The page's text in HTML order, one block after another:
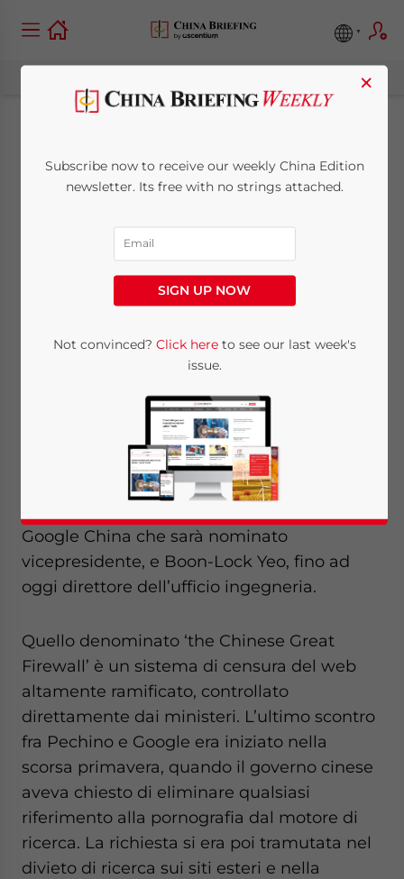
Lascia il capo di
Google Cina in prima
linea contro la
censura
Reading Time: < 1 minute
riporta la notizia delle dimissioni
di Kai-fu Lee da presidente di Google China,
e le contestualizza all’interno del clima di
censura del web in atto in Cina. A sostituirlo
Google China che sarà nominato
vicepresidente, e Boon-Lock Yeo, fino ad
oggi direttore dell’ufficio ingegneria.
Quello denominato ‘the Chinese Great
Firewall’ è un sistema di censura del web
altamente ramificato, controllato
direttamente dai ministeri. L’ultimo scontro
fra Pechino e Google era iniziato nella
scorsa primavera, quando il governo cinese
aveva chiesto di eliminare qualsiasi
riferimento alla pornografia dal motore di
ricerca. La richiesta si era poi tramutata nel
divieto di ricerca sui siti esteri e nella
×
Subscribe now to receive our weekly China Edition
newsletter. Its free with no strings attached.
SIGN UP NOW
Not convinced? Click hereto see our last week's
issue.
Yes, I have read the Privacy Policy Statement for this
website. Please send me business news and updates
for Asia!